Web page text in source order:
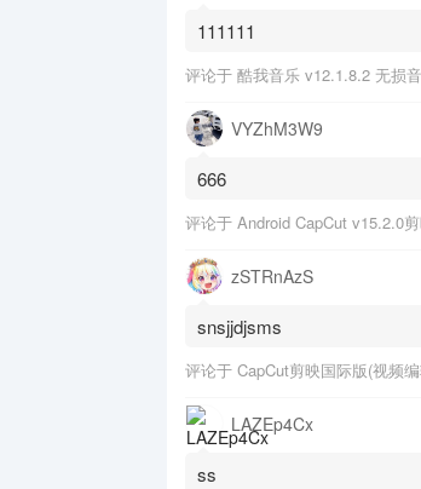
111111
评论于 酷我音乐 v12.1.8.2 无损音乐
VYZhM3W9
666
评论于 Android CapCut v15.2.0
zSTRnAzS
snsjjdjsms
评论于 CapCut剪映国际版(视频编
LAZEp4Cx
ss